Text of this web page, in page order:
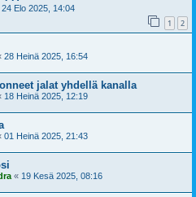
24 Elo 2025, 14:04
1 2
28 Heinä 2025, 16:54
jalat yhdellä kanalla
18 Heinä 2025, 12:19
01 Heinä 2025, 21:43
« 19 Kesä 2025, 08:16